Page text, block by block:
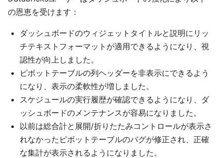
の恩恵を受けます：
ダッシュボードのウィジェットタイトルと説明にリッ
チテキストフォーマットが適用できるようになり、視
認性が向上しました。
ピボットテーブルの列ヘッダーを非表示にできるよう
になり、表示の柔軟性が増しました。
スケジュールの実行履歴が確認できるようになり、ダ
ッシュボードのメンテナンスが容易になりました。
以前は総合計と展開/折りたたみコントロールが表示さ
れなかったピボットテーブルのバグが修正され、正確
な集計が表示されるようになりました。